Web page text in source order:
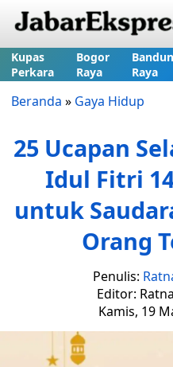
Kupas
Perkara
Bogor
Raya
Raya
Beranda » Gaya Hidup
25 Ucapan
Idul Fitri
untuk
Orang
Penulis:
Editor:
Kamis, 19